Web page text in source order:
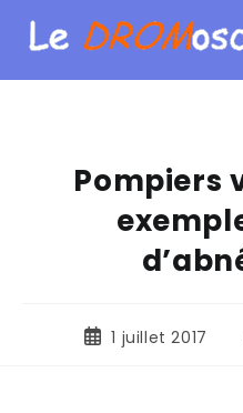
Pompiers
1 juillet 2017